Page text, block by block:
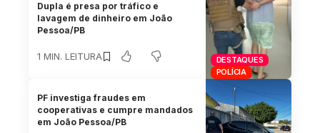
DESTAQUES
POLÍCIA
Dupla é presa por tráfico e
lavagem de dinheiro em João
Pessoa/PB
1 MIN. LEITURA
PF investiga fraudes em
cooperativas e cumpre mandados
em João Pessoa/PB